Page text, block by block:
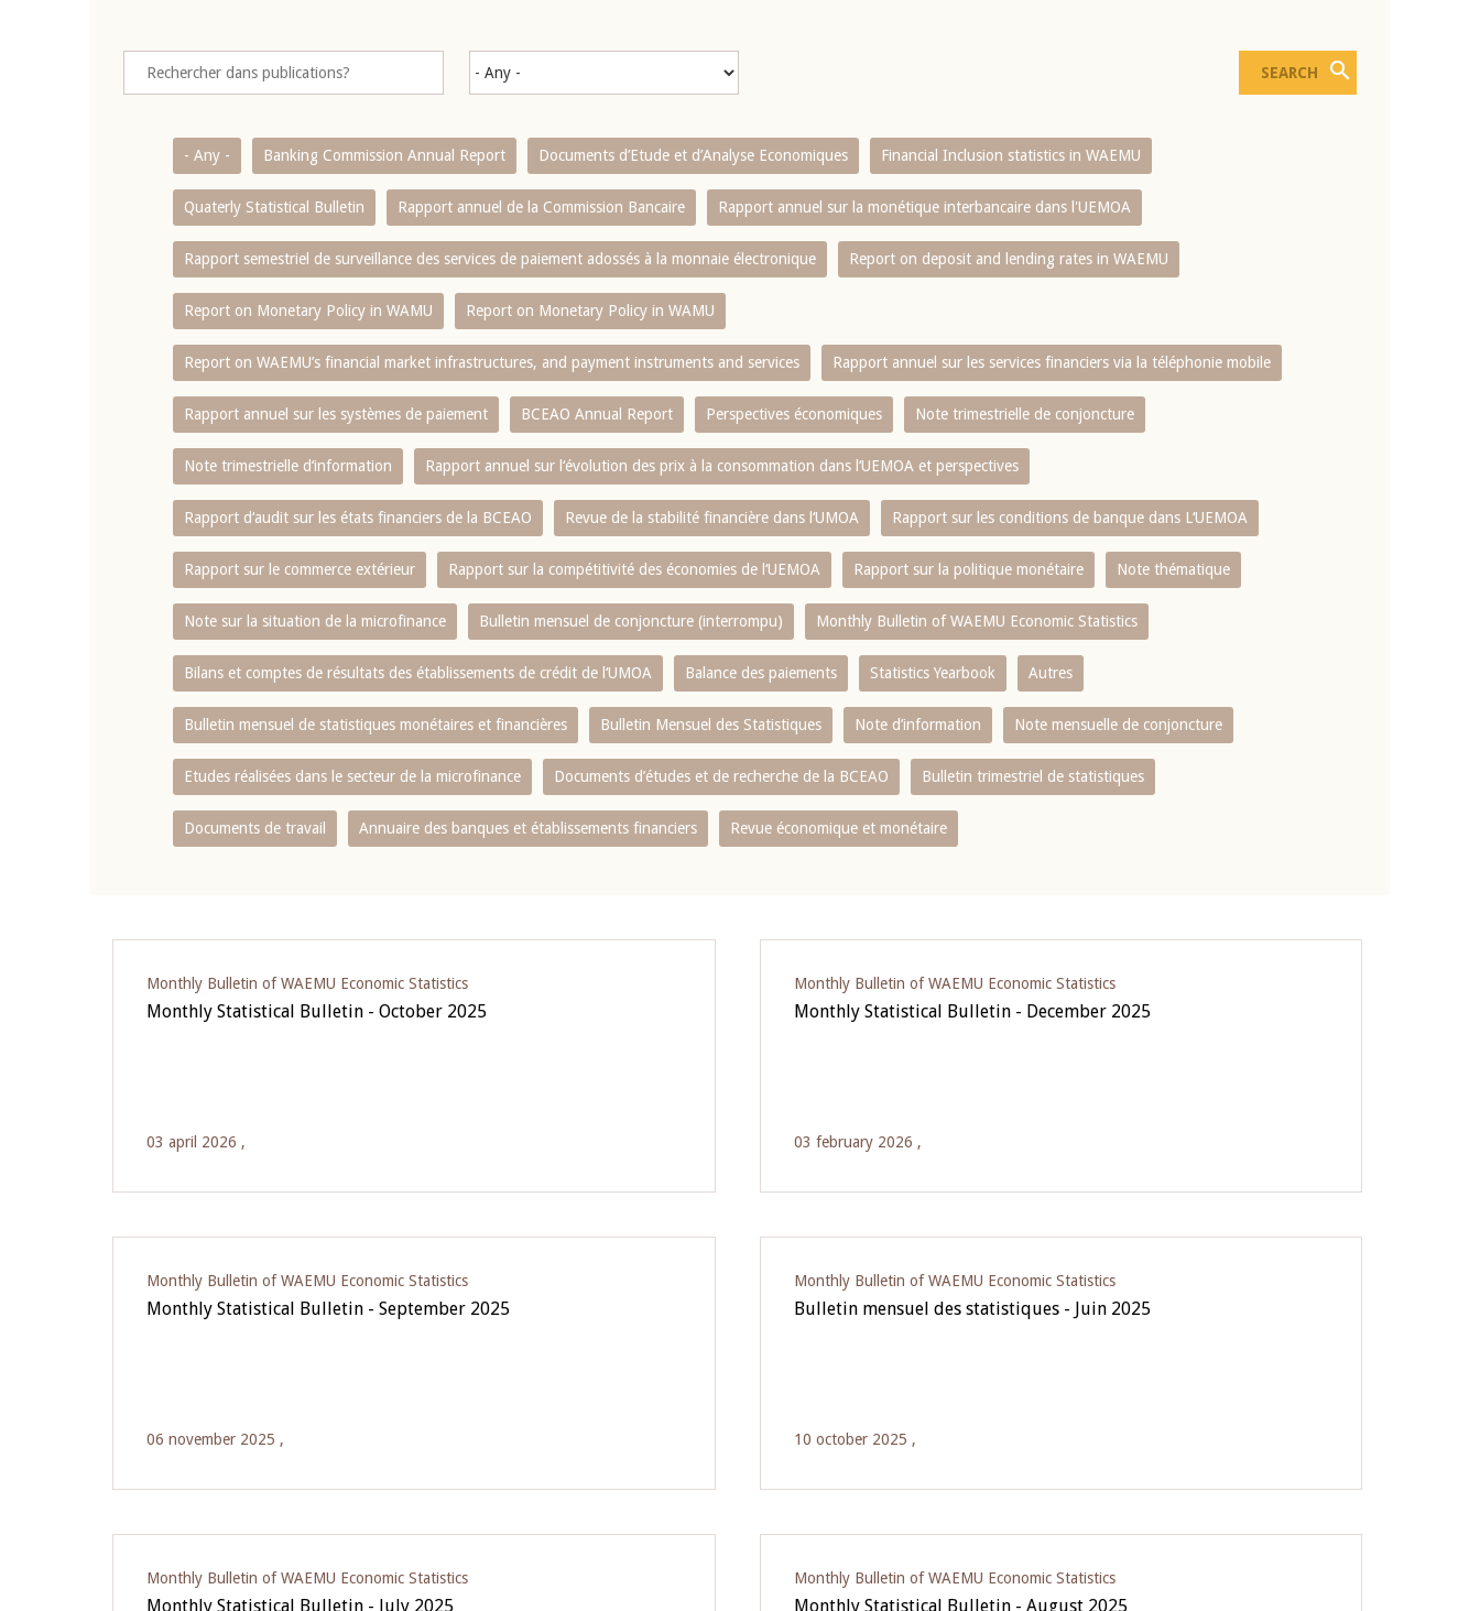
- Any - Banking Commission Annual Report Documents d’Etude et d’Analyse Economiques Financial Inclusion statistics in WAEMU
Quaterly Statistical Bulletin Rapport annuel de la Commission Bancaire Rapport annuel sur la monétique interbancaire dans l'UEMOA
Rapport semestriel de surveillance des services de paiement adossés à la monnaie électronique Report on deposit and lending rates in WAEMU
Report on Monetary Policy in WAMU Report on Monetary Policy in WAMU
Report on WAEMU’s financial market infrastructures, and payment instruments and services Rapport annuel sur les services financiers via la téléphonie mobile
Rapport annuel sur les systèmes de paiement BCEAO Annual Report Perspectives économiques Note trimestrielle de conjoncture
Note trimestrielle d‘information Rapport annuel sur l‘évolution des prix à la consommation dans l‘UEMOA et perspectives
Rapport d‘audit sur les états financiers de la BCEAO Revue de la stabilité financière dans l‘UMOA Rapport sur les conditions de banque dans L‘UEMOA
Rapport sur le commerce extérieur Rapport sur la compétitivité des économies de l‘UEMOA Rapport sur la politique monétaire Note thématique
Note sur la situation de la microfinance Bulletin mensuel de conjoncture (interrompu) Monthly Bulletin of WAEMU Economic Statistics
Bilans et comptes de résultats des établissements de crédit de l‘UMOA Balance des paiements Statistics Yearbook Autres
Bulletin mensuel de statistiques monétaires et financières Bulletin Mensuel des Statistiques Note d’information Note mensuelle de conjoncture
Etudes réalisées dans le secteur de la microfinance Documents d’études et de recherche de la BCEAO Bulletin trimestriel de statistiques
Documents de travail Annuaire des banques et établissements financiers Revue économique et monétaire
Monthly Bulletin of WAEMU Economic Statistics
Monthly Statistical Bulletin - October 2025
03 april 2026 ,
Monthly Bulletin of WAEMU Economic Statistics
Monthly Statistical Bulletin - December 2025
03 february 2026 ,
Monthly Bulletin of WAEMU Economic Statistics
Monthly Statistical Bulletin - September 2025
06 november 2025 ,
Monthly Bulletin of WAEMU Economic Statistics
Bulletin mensuel des statistiques - Juin 2025
10 october 2025 ,
Monthly Bulletin of WAEMU Economic Statistics
Monthly Statistical Bulletin - July 2025
Monthly Bulletin of WAEMU Economic Statistics
Monthly Statistical Bulletin - August 2025